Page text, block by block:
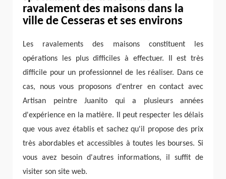
ravalement des maisons dans la
ville de Cesseras et ses environs
Les ravalements des maisons constituent les
opérations les plus difficiles à effectuer. Il est très
difficile pour un professionnel de les réaliser. Dans ce
cas, nous vous proposons d'entrer en contact avec
Artisan peintre Juanito qui a plusieurs années
d'expérience en la matière. Il peut respecter les délais
que vous avez établis et sachez qu'il propose des prix
très abordables et accessibles à toutes les bourses. Si
vous avez besoin d'autres informations, il suffit de
visiter son site web.